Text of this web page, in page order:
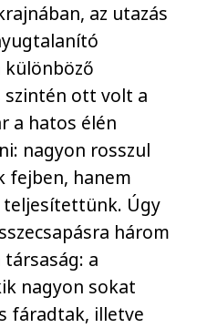
az utazás
szintén ott volt a
a hatos élén
nagyon rosszul
fejben, hanem
teljesítettünk. Úgy
három
társaság: a
nagyon sokat
fáradtak, illetve